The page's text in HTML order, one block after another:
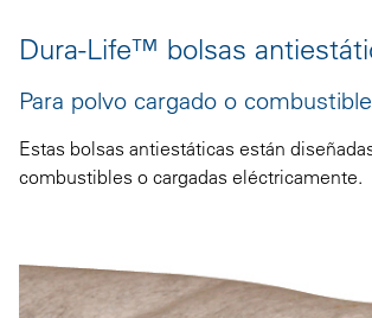
Dura-Life™ bolsas
Para polvo cargado o combustible
Estas bolsas antiestáticas están
combustibles o cargadas eléctricamente.